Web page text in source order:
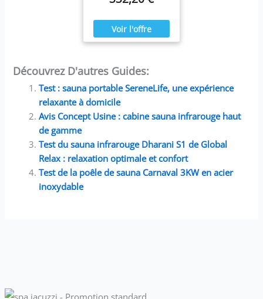
finlandais Grâce à la
gradation numérique des
3 couleurs de base (255
chacune) plus de 16
chromothérapie,
montage au
plafond, éclairage
LED avec
Découvrez D'autres Guides:
Test : sauna portable SereneLife, une expérience
relaxante à domicile
Avis Concept Usine : cabine sauna infrarouge haut
de gamme
Test du sauna infrarouge Dharani S1 de Global
Relax : relaxation optimale et confort
Test de la poêle de sauna Carnaval 3KW en acier
inoxydable